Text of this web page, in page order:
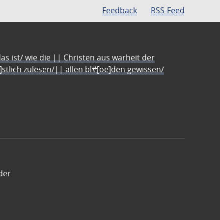
Feedback RSS-Feed
ist/ wie die || Christen aus warheit der
zulesen/|| allen bl#[oe]den gewissen/